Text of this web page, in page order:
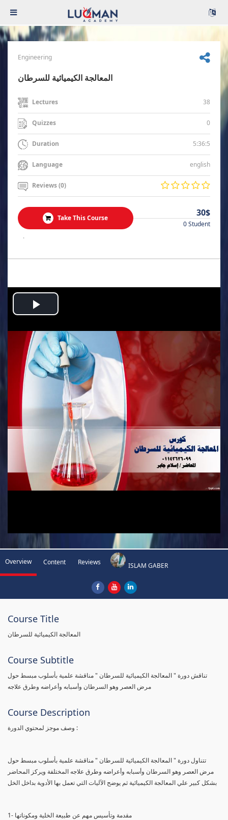
Engineering
المعالجة الكيميائية للسرطان
Lectures 38
Quizzes 0
Duration 5:36:5
Language english
Reviews (0)
Take This Course 30$
0 Student
.
Play
Video
Overview Content Reviews ISLAM GABER
Course Title
المعالجة الكيميائية للسرطان
Course Subtitle
تناقش دورة " المعالجة الكيميائية للسرطان " مناقشة علمية بأسلوب مبسط حول
مرض العصر وهو السرطان وأسبابه وأعراضه وطرق علاجه
Course Description
وصف موجز لمحتوي الدورة :
تتناول دورة " المعالجة الكيميائية للسرطان " مناقشة علمية بأسلوب مبسط حول
مرض العصر وهو السرطان وأسبابه وأعراضه وطرق علاجه المختلفة ويركز المحاضر
بشكل كبير علي المعالجة الكيميائية ثم يوضح الآليات التي تعمل بها الأدوية بداخل الخل
1- مقدمة وتأسيس مهم عن طبيعة الخلية ومكوناتها